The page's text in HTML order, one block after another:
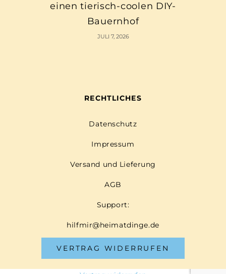
einen tierisch-coolen DIY-
Bauernhof
JULI 7, 2026
RECHTLICHES
Datenschutz
Impressum
Versand und Lieferung
AGB
Support:
hilfmir@heimatdinge.de
VERTRAG WIDERRUFEN